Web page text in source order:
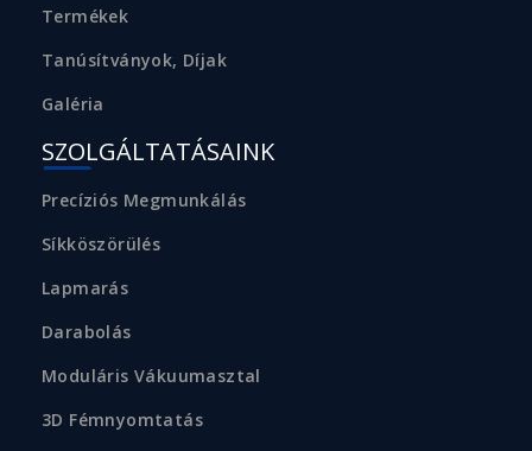
Termékek
Tanúsítványok, Díjak
Galéria
SZOLGÁLTATÁSAINK
Precíziós Megmunkálás
Síkköszörülés
Lapmarás
Darabolás
Moduláris Vákuumasztal
3D Fémnyomtatás